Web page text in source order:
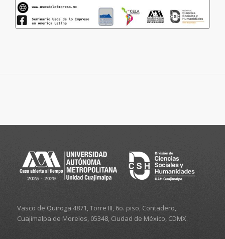
Vasco de Quiroga 4871, Torre III, 6o. piso, Contadero,
Cuajimalpa de Morelos, 05348, Ciudad de México, CDMX.